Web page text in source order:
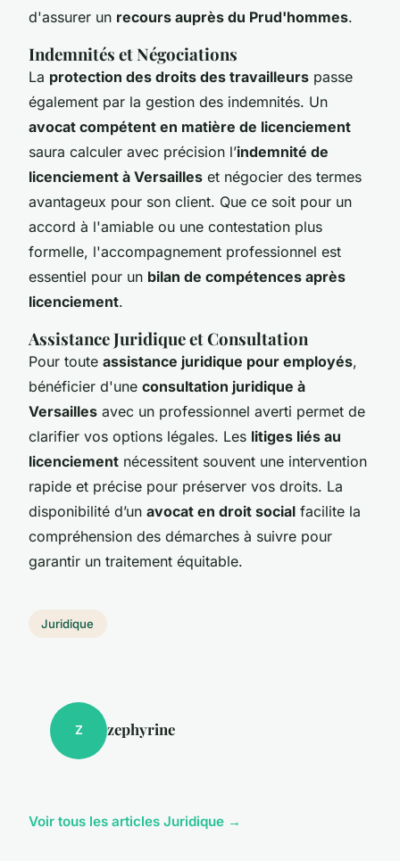
d'assurer un recours auprès du Prud'hommes.
Indemnités et Négociations
La protection des droits des travailleurs passe
également par la gestion des indemnités. Un
avocat compétent en matière de licenciement
saura calculer avec précision l’indemnité de
licenciement à Versailles et négocier des termes
avantageux pour son client. Que ce soit pour un
accord à l'amiable ou une contestation plus
formelle, l'accompagnement professionnel est
essentiel pour un bilan de compétences après
licenciement.
Assistance Juridique et Consultation
Pour toute assistance juridique pour employés,
bénéficier d'une consultation juridique à
Versailles avec un professionnel averti permet de
clarifier vos options légales. Les litiges liés au
licenciement nécessitent souvent une intervention
rapide et précise pour préserver vos droits. La
disponibilité d’un avocat en droit social facilite la
compréhension des démarches à suivre pour
garantir un traitement équitable.
Juridique
Z zephyrine
Voir tous les articles Juridique →